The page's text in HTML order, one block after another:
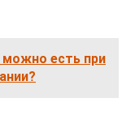
есть при